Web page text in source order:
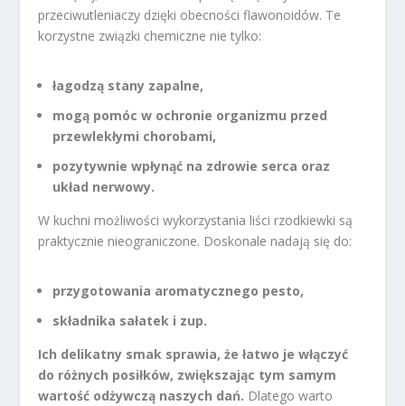
przeciwutleniaczy dzięki obecności flawonoidów. Te
korzystne związki chemiczne nie tylko:
łagodzą stany zapalne,
mogą pomóc w ochronie organizmu przed
przewlekłymi chorobami,
pozytywnie wpłynąć na zdrowie serca oraz
układ nerwowy.
W kuchni możliwości wykorzystania liści rzodkiewki są
praktycznie nieograniczone. Doskonale nadają się do:
przygotowania aromatycznego pesto,
składnika sałatek i zup.
Ich delikatny smak sprawia, że łatwo je włączyć
do różnych posiłków, zwiększając tym samym
wartość odżywczą naszych dań. Dlatego warto